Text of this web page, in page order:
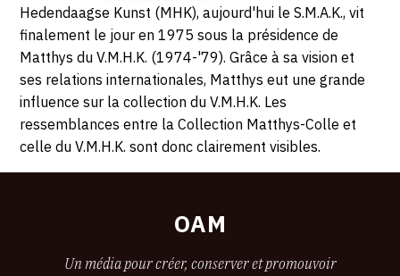
Hedendaagse Kunst (MHK), aujourd'hui le S.M.A.K., vit
finalement le jour en 1975 sous la présidence de
Matthys du V.M.H.K. (1974-'79). Grâce à sa vision et
ses relations internationales, Matthys eut une grande
influence sur la collection du V.M.H.K. Les
ressemblances entre la Collection Matthys-Colle et
celle du V.M.H.K. sont donc clairement visibles.
OAM
Un média pour créer, conserver et promouvoir